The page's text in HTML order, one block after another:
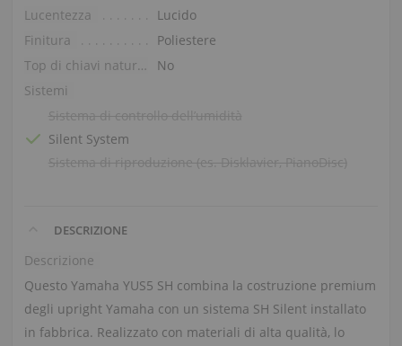
Lucentezza
Lucido
Finitura
Poliestere
Top di chiavi naturali
No
Sistemi
Sistema di controllo dell’umidità
Silent System
Sistema di riproduzione (es. Disklavier, PianoDisc)
DESCRIZIONE
Descrizione
Questo Yamaha YUS5 SH combina la costruzione premium
degli upright Yamaha con un sistema SH Silent installato
in fabbrica. Realizzato con materiali di alta qualità, lo